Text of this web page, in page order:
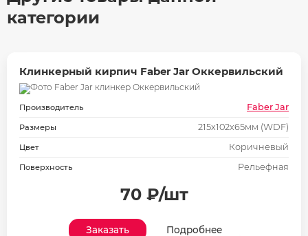
категории
Клинкерный кирпич Faber Jar Оккервильский
Производитель Faber Jar
Размеры 215х102х65мм (WDF)
Цвет Коричневый
Поверхность Рельефная
70 ₽/шт
Заказать Подробнее